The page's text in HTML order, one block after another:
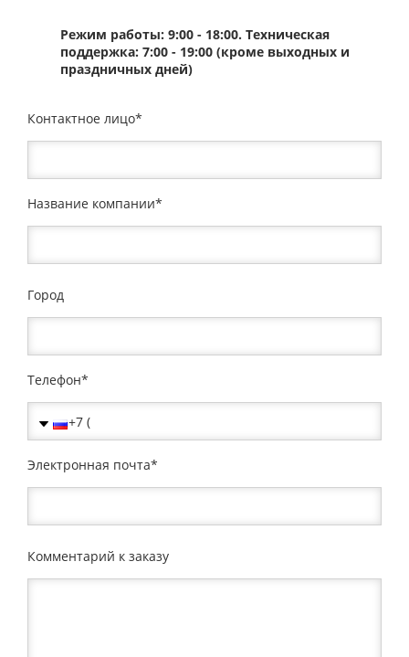
Режим работы: 9:00 - 18:00. Техническая
поддержка: 7:00 - 19:00 (кроме выходных и
праздничных дней)
Контактное лицо
Название компании
Город
Телефон
Электронная почта
Комментарий к заказу